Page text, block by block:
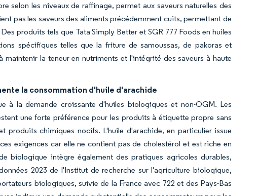
selon les niveaux de raffinage, permet aux saveurs naturelles des
pas les saveurs des aliments précédemment cuits, permettant de
produits tels que Tata Simply Better et SGR 777 Foods en huiles
spécifiques telles que la friture de samoussas, de pakoras et
la teneur en nutriments et l'intégrité des saveurs à haute
la consommation d'huile d'arachide
à la demande croissante d'huiles biologiques et non-OGM. Les
une forte préférence pour les produits à étiquette propre sans
chimiques nocifs. L'huile d'arachide, en particulier issue
exigences car elle ne contient pas de cholestérol et est riche en
biologique intègre également des pratiques agricoles durables,
2023 de l'Institut de recherche sur l'agriculture biologique,
biologiques, suivie de la France avec 722 et des Pays-Bas